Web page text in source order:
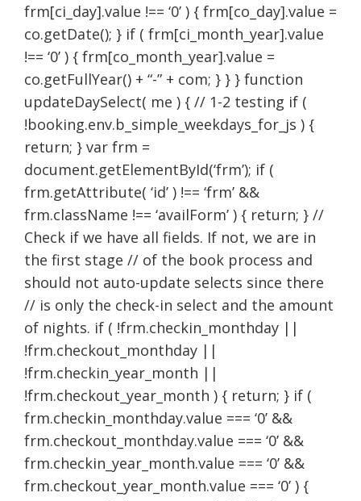
frm[ci_day].value !== ‘0’ ) { frm[co_day].value =
co.getDate(); } if ( frm[ci_month_year].value
!== ‘0’ ) { frm[co_month_year].value =
co.getFullYear() + “-” + com; } } } function
updateDaySelect( me ) { // 1-2 testing if (
!booking.env.b_simple_weekdays_for_js ) {
return; } var frm =
document.getElementById(‘frm’); if (
frm.getAttribute( ‘id’ ) !== ‘frm’ &&
frm.className !== ‘availForm’ ) { return; } //
Check if we have all fields. If not, we are in
the first stage // of the book process and
should not auto-update selects since there
// is only the check-in select and the amount
of nights. if ( !frm.checkin_monthday ||
!frm.checkout_monthday ||
!frm.checkin_year_month ||
!frm.checkout_year_month ) { return; } if (
frm.checkin_monthday.value === ‘0’ &&
frm.checkout_monthday.value === ‘0’ &&
frm.checkin_year_month.value === ‘0’ &&
frm.checkout_year_month.value === ‘0’ ) {